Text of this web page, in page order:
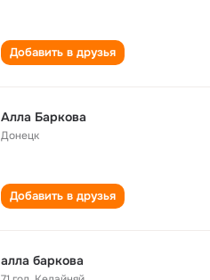
Добавить в друзья
Алла Баркова
Донецк
Добавить в друзья
алла баркова